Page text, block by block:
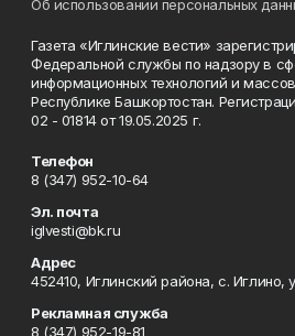
Об использовании персональных
Газета «Иглинские вести»
Федеральной службы по надзору в
информационных технологий и
Республике Башкортостан.
02 - 01814 от 19.05.2025 г.
Телефон
8 (347) 952-10-64
Эл. почта
iglvesti@bk.ru
Адрес
452410, Иглинский района, с. Иглино,
Рекламная служба
8 (347) 952-19-81